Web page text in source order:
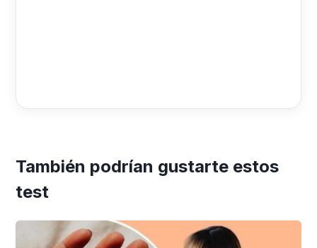
También podrían gustarte estos
test